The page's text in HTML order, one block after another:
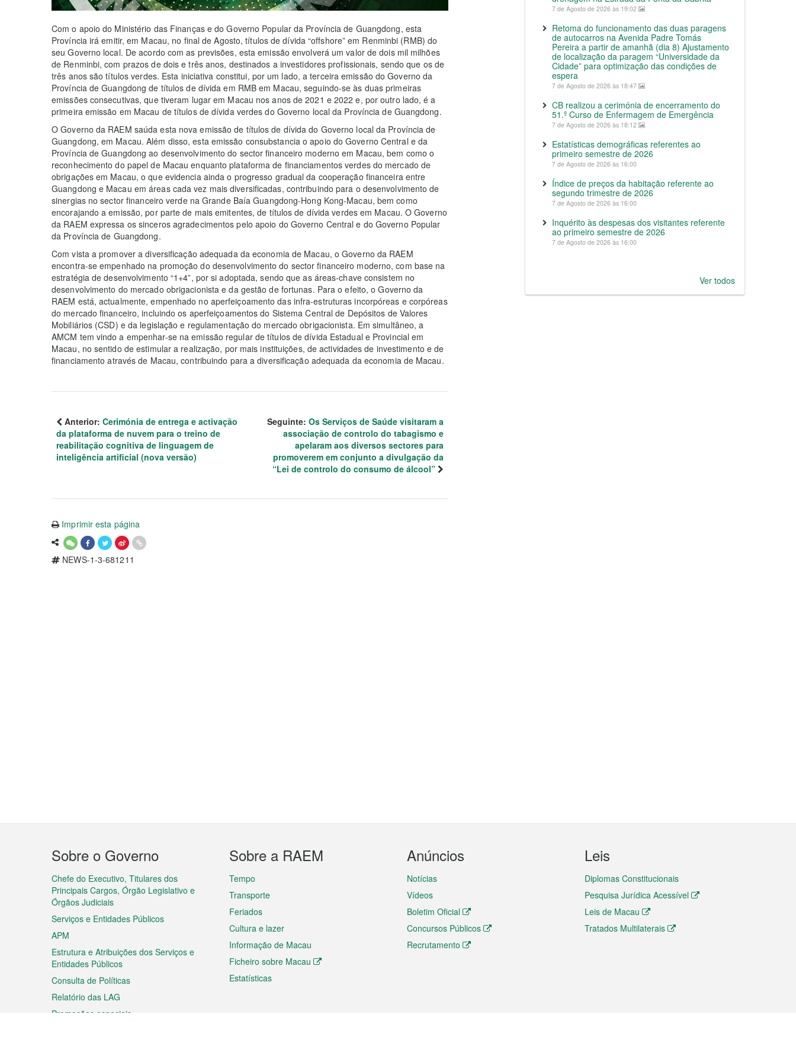
Com o apoio do Ministério das Finanças e do Governo Popular da Província de Guangdong, esta
Província irá emitir, em Macau, no final de Agosto, títulos de dívida “offshore” em Renminbi (RMB) do
seu Governo local. De acordo com as previsões, esta emissão envolverá um valor de dois mil milhões
de Renminbi, com prazos de dois e três anos, destinados a investidores profissionais, sendo que os de
três anos são títulos verdes. Esta iniciativa constitui, por um lado, a terceira emissão do Governo da
Província de Guangdong de títulos de dívida em RMB em Macau, seguindo-se às duas primeiras
emissões consecutivas, que tiveram lugar em Macau nos anos de 2021 e 2022 e, por outro lado, é a
primeira emissão em Macau de títulos de dívida verdes do Governo local da Província de Guangdong.
O Governo da RAEM saúda esta nova emissão de títulos de dívida do Governo local da Província de
Guangdong, em Macau. Além disso, esta emissão consubstancia o apoio do Governo Central e da
Província de Guangdong ao desenvolvimento do sector financeiro moderno em Macau, bem como o
reconhecimento do papel de Macau enquanto plataforma de financiamentos verdes do mercado de
obrigações em Macau, o que evidencia ainda o progresso gradual da cooperação financeira entre
Guangdong e Macau em áreas cada vez mais diversificadas, contribuindo para o desenvolvimento de
sinergias no sector financeiro verde na Grande Baía Guangdong-Hong Kong-Macau, bem como
encorajando a emissão, por parte de mais emitentes, de títulos de dívida verdes em Macau. O Governo
da RAEM expressa os sinceros agradecimentos pelo apoio do Governo Central e do Governo Popular
da Província de Guangdong.
Com vista a promover a diversificação adequada da economia de Macau, o Governo da RAEM
encontra-se empenhado na promoção do desenvolvimento do sector financeiro moderno, com base na
estratégia de desenvolvimento “1+4”, por si adoptada, sendo que as áreas-chave consistem no
desenvolvimento do mercado obrigacionista e da gestão de fortunas. Para o efeito, o Governo da
RAEM está, actualmente, empenhado no aperfeiçoamento das infra-estruturas incorpóreas e corpóreas
do mercado financeiro, incluindo os aperfeiçoamentos do Sistema Central de Depósitos de Valores
Mobiliários (CSD) e da legislação e regulamentação do mercado obrigacionista. Em simultâneo, a
AMCM tem vindo a empenhar-se na emissão regular de títulos de dívida Estadual e Provincial em
Macau, no sentido de estimular a realização, por mais instituições, de actividades de investimento e de
financiamento através de Macau, contribuindo para a diversificação adequada da economia de Macau.
Anterior: Cerimónia de entrega e activação
da plataforma de nuvem para o treino de
reabilitação cognitiva de linguagem de
inteligência artificial (nova versão)
Seguinte: Os Serviços de Saúde visitaram a
associação de controlo do tabagismo e
apelaram aos diversos sectores para
promoverem em conjunto a divulgação da
“Lei de controlo do consumo de álcool”
Imprimir esta página
NEWS-1-3-681211
7 de Agosto de 2026 às 19:02
Retoma do funcionamento das duas paragens
de autocarros na Avenida Padre Tomás
Pereira a partir de amanhã (dia 8) Ajustamento
de localização da paragem “Universidade da
Cidade” para optimização das condições de
espera
7 de Agosto de 2026 às 18:47
CB realizou a cerimónia de encerramento do
51.º Curso de Enfermagem de Emergência
7 de Agosto de 2026 às 18:12
Estatísticas demográficas referentes ao
primeiro semestre de 2026
7 de Agosto de 2026 às 16:00
Índice de preços da habitação referente ao
segundo trimestre de 2026
7 de Agosto de 2026 às 16:00
Inquérito às despesas dos visitantes referente
ao primeiro semestre de 2026
7 de Agosto de 2026 às 16:00
Ver todos
Menu
do
rodapé
Sobre o Governo
Chefe do Executivo, Titulares dos
Principais Cargos, Órgão Legislativo e
Órgãos Judiciais
Serviços e Entidades Públicos
APM
Estrutura e Atribuições dos Serviços e
Entidades Públicos
Consulta de Políticas
Relatório das LAG
Promoções especiais
Sobre a RAEM
Tempo
Transporte
Feriados
Cultura e lazer
Informação de Macau
Ficheiro sobre Macau
Estatísticas
Anúncios
Notícias
Vídeos
Boletim Oficial
Concursos Públicos
Recrutamento
Leis
Diplomas Constitucionais
Pesquisa Jurídica Acessível
Leis de Macau
Tratados Multilaterais